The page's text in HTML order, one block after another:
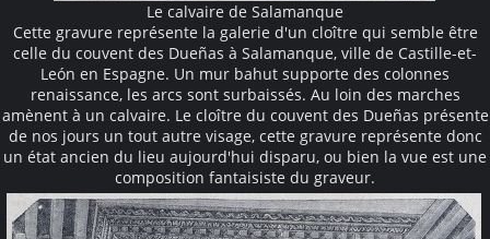
Le calvaire de Salamanque
Cette gravure représente la galerie d'un cloître qui semble être
celle du couvent des Dueñas à Salamanque, ville de Castille-et-
León en Espagne. Un mur bahut supporte des colonnes
renaissance, les arcs sont surbaissés. Au loin des marches
amènent à un calvaire. Le cloître du couvent des Dueñas présente
de nos jours un tout autre visage, cette gravure représente donc
un état ancien du lieu aujourd'hui disparu, ou bien la vue est une
composition fantaisiste du graveur.